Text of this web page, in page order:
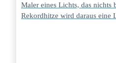
Maler eines Lichts, das nichts
Rekordhitze wird daraus eine